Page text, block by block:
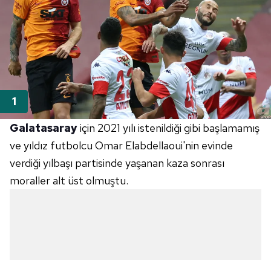
Galatasarayiçin 2021 yılı istenildiği gibi başlamamış
ve yıldız futbolcu Omar Elabdellaoui'nin evinde
verdiği yılbaşı partisinde yaşanan kaza sonrası
moraller alt üst olmuştu.